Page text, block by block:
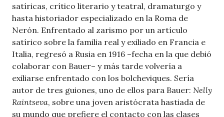
satíricas, crítico literario y teatral, dramaturgo y
hasta historiador especializado en la Roma de
Nerón. Enfrentado al zarismo por un artículo
satírico sobre la familia real y exiliado en Francia e
Italia, regresó a Rusia en 1916 –fecha en la que debió
colaborar con Bauer– y más tarde volvería a
exiliarse enfrentado con los bolcheviques. Sería
autor de tres guiones, uno de ellos para Bauer: Nelly
Raintseva, sobre una joven aristócrata hastiada de
su mundo que prefiere el contacto con las clases